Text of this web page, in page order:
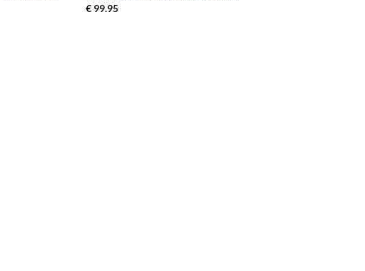
€ 99.95